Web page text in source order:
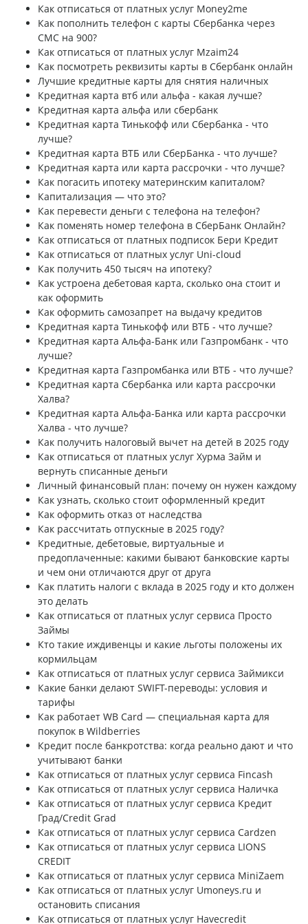
Как отписаться от платных услуг Money2me
Как пополнить телефон с карты Сбербанка через
СМС на 900?
Как отписаться от платных услуг Mzaim24
Как посмотреть реквизиты карты в Сбербанк онлайн
Лучшие кредитные карты для снятия наличных
Кредитная карта втб или альфа - какая лучше?
Кредитная карта альфа или сбербанк
Кредитная карта Тинькофф или Сбербанка - что
лучше?
Кредитная карта ВТБ или СберБанка - что лучше?
Кредитная карта или карта рассрочки - что лучше?
Как погасить ипотеку материнским капиталом?
Капитализация — что это?
Как перевести деньги с телефона на телефон?
Как поменять номер телефона в СберБанк Онлайн?
Как отписаться от платных подписок Бери Кредит
Как отписаться от платных услуг Uni-cloud
Как получить 450 тысяч на ипотеку?
Как устроена дебетовая карта, сколько она стоит и
как оформить
Как оформить самозапрет на выдачу кредитов
Кредитная карта Тинькофф или ВТБ - что лучше?
Кредитная карта Альфа-Банк или Газпромбанк - что
лучше?
Кредитная карта Газпромбанка или ВТБ - что лучше?
Кредитная карта Сбербанка или карта рассрочки
Халва?
Кредитная карта Альфа-Банка или карта рассрочки
Халва - что лучше?
Как получить налоговый вычет на детей в 2025 году
Как отписаться от платных услуг Хурма Займ и
вернуть списанные деньги
Личный финансовый план: почему он нужен каждому
Как узнать, сколько стоит оформленный кредит
Как оформить отказ от наследства
Как рассчитать отпускные в 2025 году?
Кредитные, дебетовые, виртуальные и
предоплаченные: какими бывают банковские карты
и чем они отличаются друг от друга
Как платить налоги с вклада в 2025 году и кто должен
это делать
Как отписаться от платных услуг сервиса Просто
Займы
Кто такие иждивенцы и какие льготы положены их
кормильцам
Как отписаться от платных услуг сервиса Займикси
Какие банки делают SWIFT-переводы: условия и
тарифы
Как работает WB Card — специальная карта для
покупок в Wildberries
Кредит после банкротства: когда реально дают и что
учитывают банки
Как отписаться от платных услуг сервиса Fincash
Как отписаться от платных услуг сервиса Наличка
Как отписаться от платных услуг сервиса Кредит
Град/Credit Grad
Как отписаться от платных услуг сервиса Cardzen
Как отписаться от платных услуг сервиса LIONS
CREDIT
Как отписаться от платных услуг сервиса MiniZaem
Как отписаться от платных услуг Umoneys.ru и
остановить списания
Как отписаться от платных услуг Havecredit